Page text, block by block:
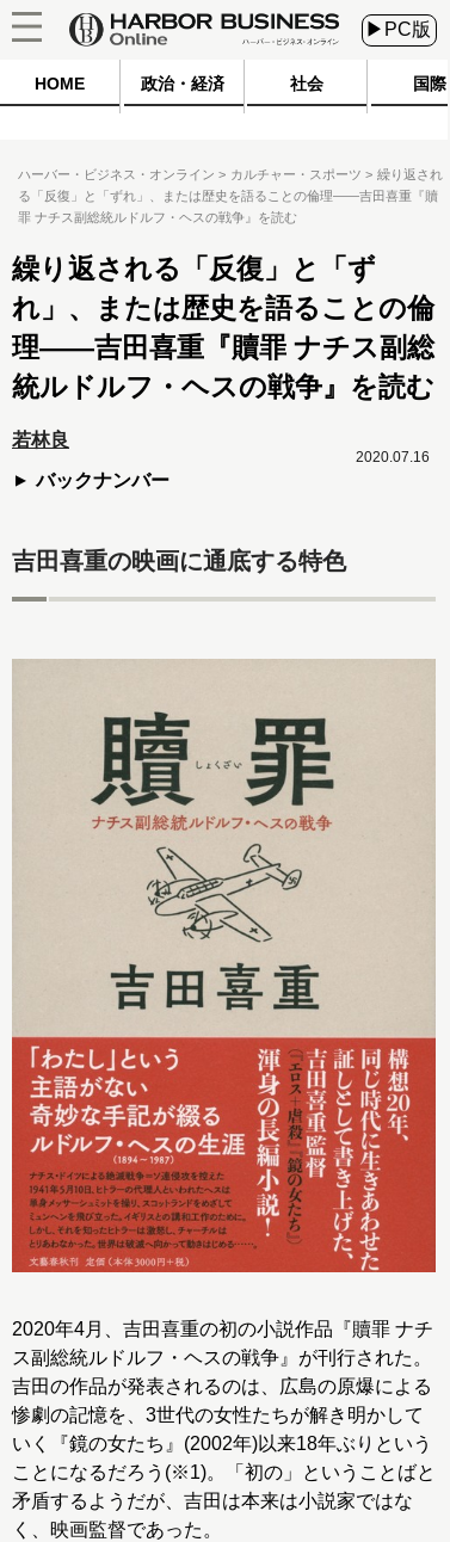
▶PC版
HOME 政治・経済 社会 国際
ハーバー・ビジネス・オンライン カルチャー・スポーツ
繰り返され
る「反復」と「ずれ」、または歴史を語ることの倫理――吉田喜重『贖
罪 ナチス副総統ルドルフ・ヘスの戦争』を読む
繰り返される「反復」と「ず
れ」、または歴史を語ることの倫
理――吉田喜重『贖罪 ナチス副総
統ルドルフ・ヘスの戦争』を読む
若林良
バックナンバー
2020.07.16
吉田喜重の映画に通底する特色
2020年4月、吉田喜重の初の小説作品『贖罪 ナチ
ス副総統ルドルフ・ヘスの戦争』が刊行された。
吉田の作品が発表されるのは、広島の原爆による
惨劇の記憶を、3世代の女性たちが解き明かして
いく『鏡の女たち』(2002年)以来18年ぶりという
ことになるだろう(※1)。「初の」ということばと
矛盾するようだが、吉田は本来は小説家ではな
く、映画監督であった。